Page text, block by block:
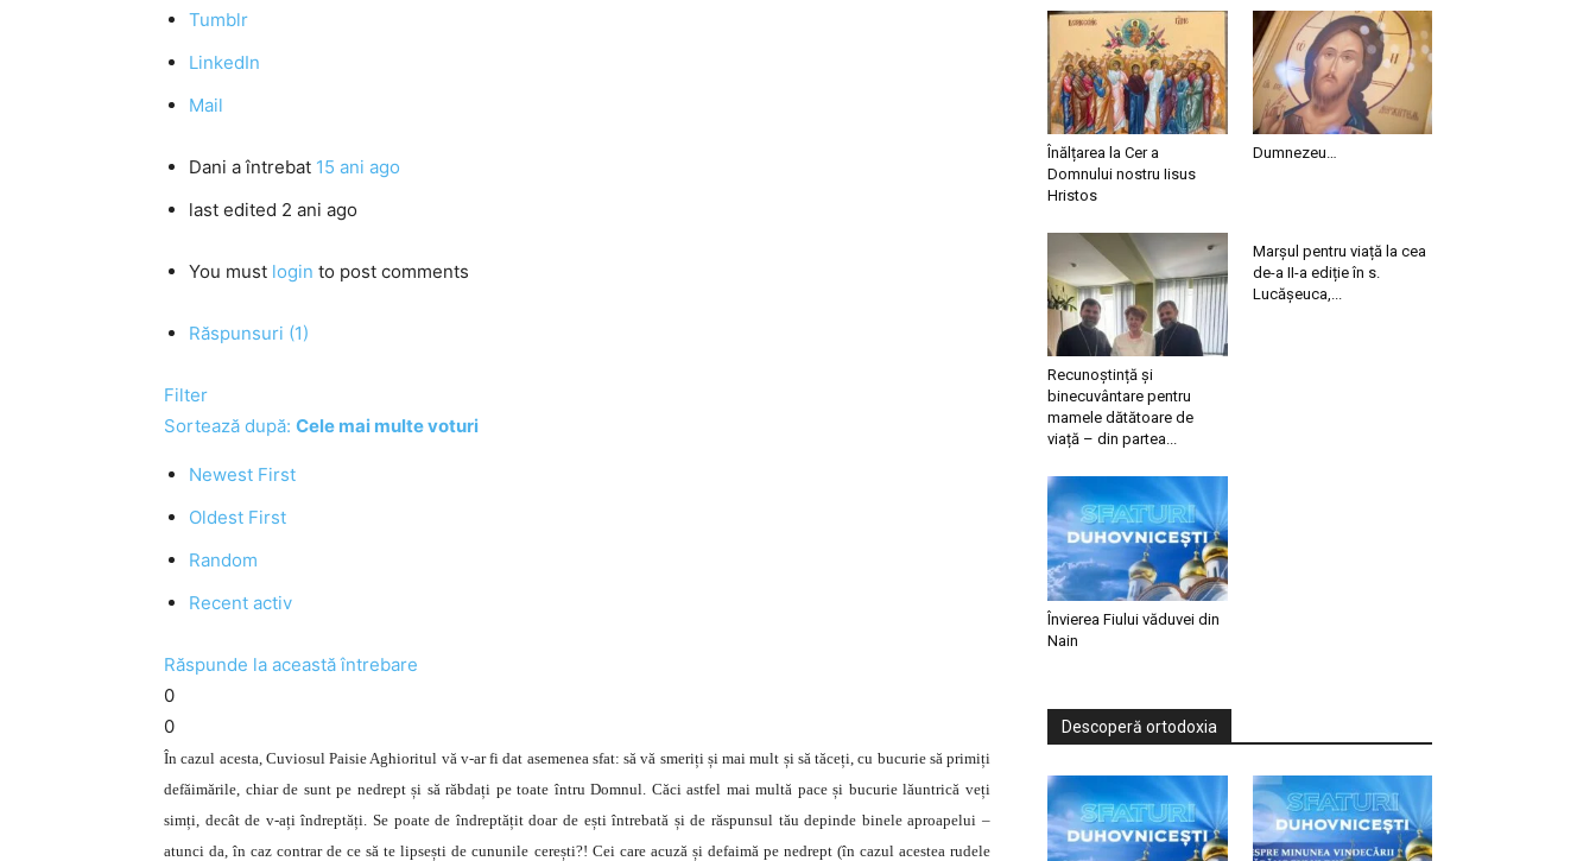
Tumblr
LinkedIn
Mail
Dani a întrebat 15 ani ago
last edited 2 ani ago
You must login to post comments
Răspunsuri (1)
Filter
Sortează după: Cele mai multe voturi
Newest First
Oldest First
Random
Recent activ
Răspunde la această întrebare
0
0
În cazul acesta, Cuviosul Paisie Aghioritul vă v-ar fi dat asemenea sfat: să vă smeriți și mai mult și să tăceți, cu bucurie să primiți
defăimările, chiar de sunt pe nedrept și să răbdați pe toate întru Domnul. Căci astfel mai multă pace și bucurie lăuntrică veți
simți, decât de v-ați îndreptăți. Se poate de îndreptățit doar de ești întrebată și de răspunsul tău depinde binele aproapelui –
atunci da, în caz contrar de ce să te lipsești de cununile cerești?! Cei care acuză și defaimă pe nedrept (în cazul acestea rudele
Înălțarea la Cer a
Domnului nostru Iisus
Hristos
Dumnezeu…
Recunoștință și
binecuvântare pentru
mamele dătătoare de
viață – din partea...
Marșul pentru viață la cea
de-a II-a ediție în s.
Lucășeuca,...
Învierea Fiului văduvei din
Nain
Descoperă ortodoxia